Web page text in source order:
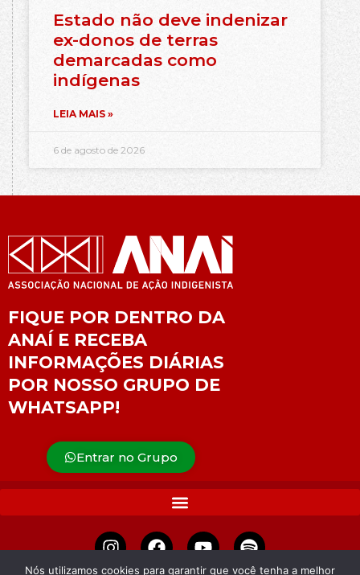
Estado não deve indenizar
ex-donos de terras
demarcadas como
indígenas
LEIA MAIS »
6 de agosto de 2026
FIQUE POR DENTRO DA
ANAÍ E RECEBA
INFORMAÇÕES DIÁRIAS
POR NOSSO GRUPO DE
WHATSAPP!
Entrar no Grupo
Nós utilizamos cookies para garantir que você tenha a melhor